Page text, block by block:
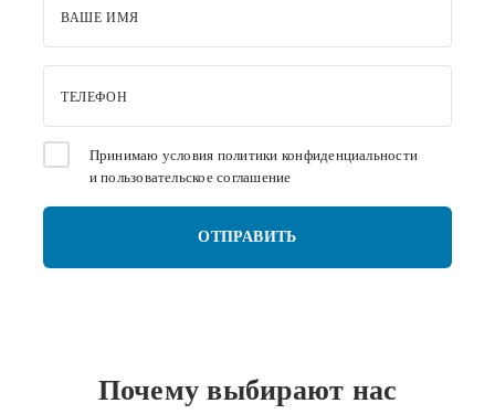
ВАШЕ ИМЯ
ТЕЛЕФОН
Принимаю условия политики конфиденциальности
ипользовательское соглашение
Почему выбирают нас